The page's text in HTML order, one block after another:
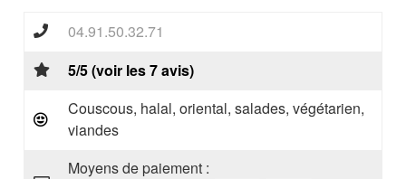
04.91.50.32.71
5/5 (voir les 7 avis)
Couscous, halal, oriental, salades, végétarien,
viandes
Moyens de paiement :